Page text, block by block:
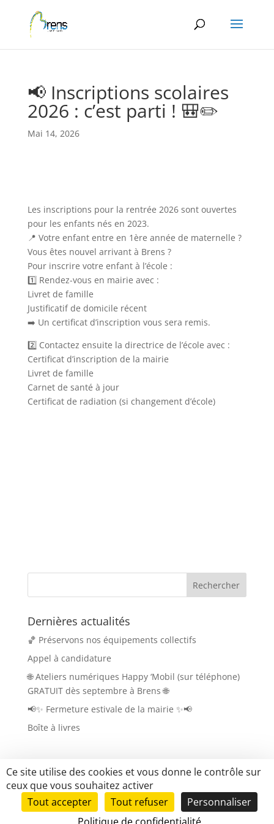
📢 Inscriptions scolaires
2026 : c’est parti ! 🎒✏️
Mai 14, 2026
Les inscriptions pour la rentrée 2026 sont ouvertes
pour les enfants nés en 2023.
📍 Votre enfant entre en 1ère année de maternelle ?
Vous êtes nouvel arrivant à Brens ?
Pour inscrire votre enfant à l’école :
1️⃣ Rendez-vous en mairie avec :
Livret de famille
Justificatif de domicile récent
➡️ Un certificat d’inscription vous sera remis.
2️⃣ Contactez ensuite la directrice de l’école avec :
Certificat d’inscription de la mairie
Livret de famille
Carnet de santé à jour
Certificat de radiation (si changement d’école)
Dernières actualités
🏀 Préservons nos équipements collectifs
Appel à candidature
🌐 Ateliers numériques Happy ‘Mobil (sur téléphone)
GRATUIT dès septembre à Brens 🌐
📢✨ Fermeture estivale de la mairie ✨📢
Boîte à livres
Tous droits réservés Brens.fr |Mentions légales|
Mise en place du siteLK-Communication.fr
Ce site utilise des cookies et vous donne le contrôle sur
ceux que vous souhaitez activer
Tout accepter
Tout refuser
Personnaliser